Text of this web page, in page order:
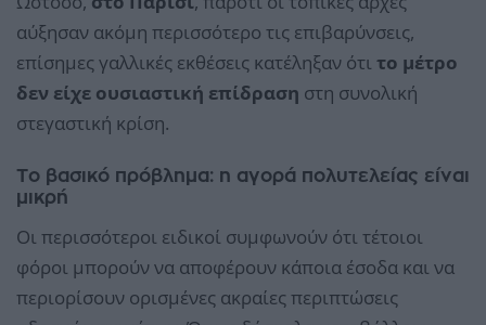
αύξησαν ακόμη περισσότερο τις επιβαρύνσεις,
επίσημες γαλλικές εκθέσεις κατέληξαν ότι το μέτρο
δεν είχε ουσιαστική επίδραση στη συνολική
στεγαστική κρίση.
Το βασικό πρόβλημα: η αγορά πολυτελείας είναι
μικρή
Οι περισσότεροι ειδικοί συμφωνούν ότι τέτοιοι
φόροι μπορούν να αποφέρουν κάποια έσοδα και να
περιορίσουν ορισμένες ακραίες περιπτώσεις